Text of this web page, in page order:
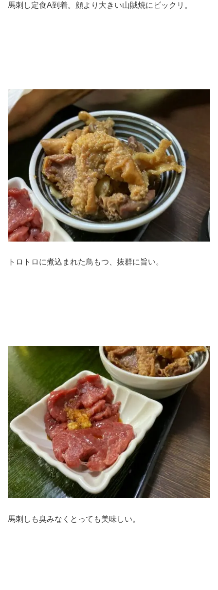
馬刺し定食A到着。顔より大きい山賊焼にビックリ。
トロトロに煮込まれた鳥もつ、抜群に旨い。
馬刺しも臭みなくとっても美味しい。